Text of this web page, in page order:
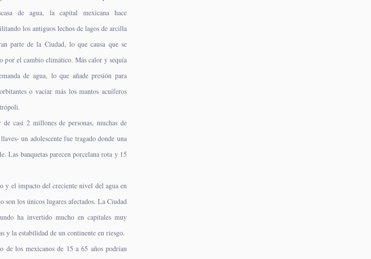
de agua, la capital mexicana hace
los antiguos lechos de lagos de arcilla
parte de la Ciudad, lo que causa que se
por el cambio climático. Más calor y sequía
de agua, lo que añade presión para
o vaciar más los mantos acuíferos
casi 2 millones de personas, muchas de
un adolescente fue tragado donde una
Las banquetas parecen porcelana rota y 15
y el impacto del creciente nivel del agua en
son los únicos lugares afectados. La Ciudad
ha invertido mucho en capitales muy
y la estabilidad de un continente en riesgo.
de los mexicanos de 15 a 65 años podrían